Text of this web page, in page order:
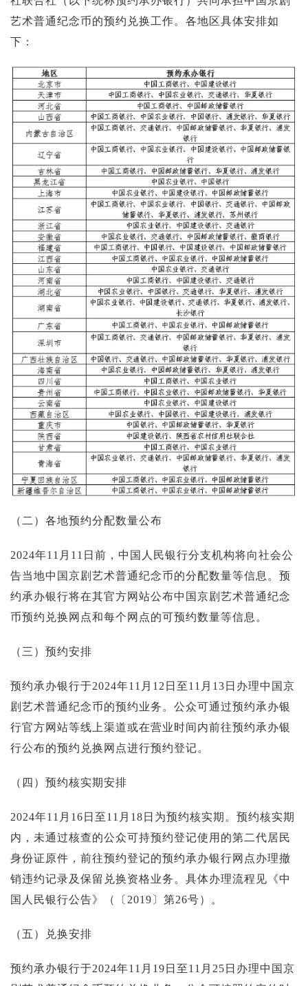
艺术普通纪念币的预约兑换工作。各地区具体安排如
下：
（二）各地预约分配数量公布
2024年11月11日前，中国人民银行分支机构将向社会公
告当地中国京剧艺术普通纪念币的分配数量等信息。预
约承办银行将在其官方网站公布中国京剧艺术普通纪念
币预约兑换网点和每个网点的可预约数量等信息。
（三）预约安排
预约承办银行于2024年11月12日至11月13日办理中国京
剧艺术普通纪念币的预约业务。公众可通过预约承办银
行官方网站等线上渠道或在营业时间内前往预约承办银
行公布的预约兑换网点进行预约登记。
（四）预约核实期安排
2024年11月16日至11月18日为预约核实期。预约核实期
内，未通过核查的公众可持预约登记使用的第二代居民
身份证原件，前往预约登记的预约承办银行网点办理撤
销违约记录及保留兑换资格业务。具体办理流程见《中
国人民银行公告》（〔2019〕第26号）。
（五）兑换安排
预约承办银行于2024年11月19日至11月25日办理中国京